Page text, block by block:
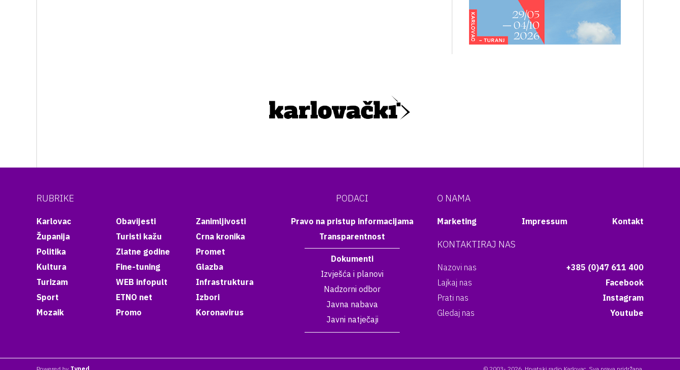
RUBRIKE
Karlovac
Županija
Politika
Kultura
Turizam
Sport
Mozaik
Obavijesti
Turisti kažu
Zlatne godine
Fine-tuning
WEB infopult
ETNO net
Promo
Zanimljivosti
Crna kronika
Promet
Glazba
Infrastruktura
Izbori
Koronavirus
PODACI
Pravo na pristup informacijama
Transparentnost
Dokumenti
Izvješća i planovi
Nadzorni odbor
Javna nabava
Javni natječaji
O NAMA
Marketing Impressum Kontakt
KONTAKTIRAJ NAS
Nazovi nas
+385 (0)47 611 400
Lajkaj nas
Facebook
Prati nas
Instagram
Gledaj nas
Youtube
Powered by Typed © 2003- 2026. Hrvatski radio Karlovac. Sva prava pridržana.